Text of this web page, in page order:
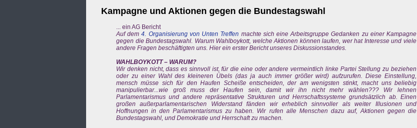
Kampagne und Aktionen gegen die Bundestagswahl
... ein AG Bericht
Auf dem4. Organisierung von Unten Treffen machte sich eine Arbeitsgruppe Gedanken zu einer Kampagne
gegen die Bundestagswahl. Warum Wahlboykott, welche Aktionen können laufen, wer hat Interesse und viele
andere Fragen beschäftigten uns. Hier ein erster Bericht unseres Diskussionstandes.
WAHLBOYKOTT – WARUM?
Wir denken nicht, dass es sinnvoll ist, für die eine oder andere vermeintlich linke Partei Stellung zu beziehen
oder zu einer Wahl des kleineren Übels (das ja auch immer größer wird) aufzurufen. Diese Einstellung,
mensch müsse sich für den Haufen Scheiße entscheiden, der am wenigsten stinkt, macht uns beliebig
manipulierbar...wie groß muss der Haufen sein, damit wir ihn nicht mehr wählen??? Wir lehnen
Parlamentarismus und andere repräsentative Strukturen und Herrschaftssysteme grundsätzlich ab. Einen
großen außerparlamentarischen Widerstand fänden wir erheblich sinnvoller als weiter Illusionen und
Hoffnungen in den Parlamentarismus zu haben. Wir rufen alle Menschen dazu auf, Aktionen gegen die
Bundestagswahl, und Demokratie und Herrschaft zu machen.